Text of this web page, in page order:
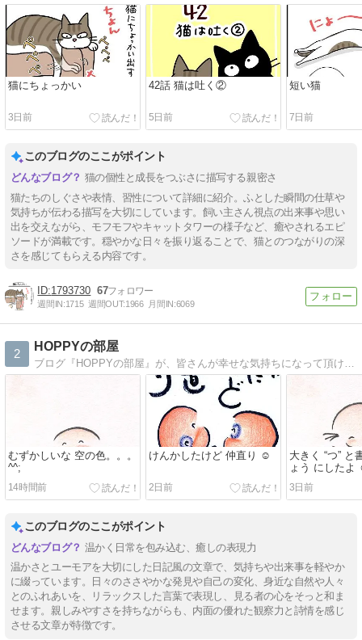
猫にちょっかい
3日前
42話 猫は吐く②
5日前
短い猫
7日前
このブログのここがポイント
猫の個性と成長をつぶさに描写する親密さ
猫たちのしぐさや表情、習性について詳細に紹介。ふとした瞬間の仕草や
気持ちが伝わる描写を大切にしています。飼い主さん視点の出来事や思い
出を交えながら、モフモフやキャットタワーの様子など、癒やされるエピ
ソードが満載です。穏やかな日々を振り返ることで、猫とのつながりの深
さを感じてもらえる内容です。
1793730 67
週間IN:1715 週間OUT:1966 月間IN:6069
2
HOPPYの部屋
ブログ『HOPPYの部屋』が、皆さんが幸せな気持ちになって頂けれる一助と成れれば幸いです。
むずかしいな 空の色。。。
^^;
14時間前
けんかしたけど 仲直り ☺️
2日前
大きく “つ” と
ょう にしたよ
3日前
このブログのここがポイント
温かく日常を包み込む、癒しの表現力
温かさとユーモアを大切にした日記風の文章で、気持ちや出来事を軽やか
に綴っています。日々のささやかな発見や自己の変化、身近な自然や人々
とのふれあいを、リラックスした言葉で表現し、見る者の心をそっと和ま
せます。親しみやすさを持ちながらも、内面の優れた観察力と詩情を感じ
させる文章が特徴です。